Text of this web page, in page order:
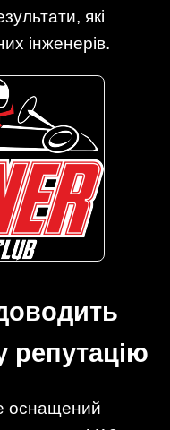
які
інженерів.
репутацію
оснащений